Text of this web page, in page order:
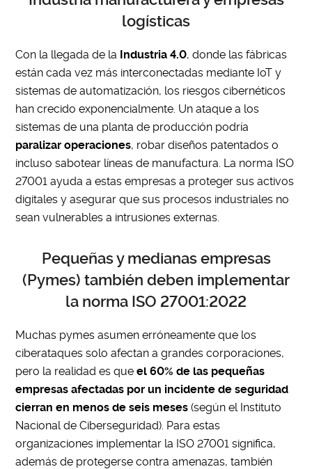
logísticas
Con la llegada de la Industria 4.0, donde las fábricas
están cada vez más interconectadas mediante IoT y
sistemas de automatización, los riesgos cibernéticos
han crecido exponencialmente. Un ataque a los
sistemas de una planta de producción podría
paralizar operaciones, robar diseños patentados o
incluso sabotear líneas de manufactura. La norma ISO
27001 ayuda a estas empresas a proteger sus activos
digitales y asegurar que sus procesos industriales no
sean vulnerables a intrusiones externas.
Pequeñas y medianas empresas
(Pymes) también deben implementar
la norma ISO 27001:2022
Muchas pymes asumen erróneamente que los
ciberataques solo afectan a grandes corporaciones,
pero la realidad es queel 60% de las pequeñas
empresas afectadas por un incidente de seguridad
cierran en menos de seis meses (según el Instituto
Nacional de Ciberseguridad). Para estas
organizaciones implementar la ISO 27001 significa,
además de protegerse contra amenazas, también